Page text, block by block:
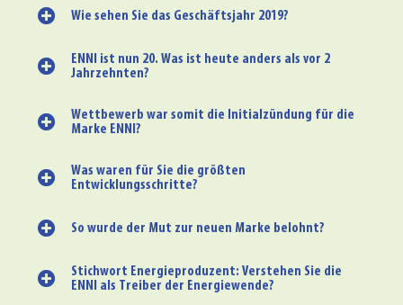
Wie sehen Sie das Geschäftsjahr 2019?
ENNI ist nun 20. Was ist heute anders als vor 2
Jahrzehnten?
Wettbewerb war somit die Initialzündung für die
Marke ENNI?
Was waren für Sie die größten
Entwicklungsschritte?
So wurde der Mut zur neuen Marke belohnt?
Stichwort Energieproduzent: Verstehen Sie die
ENNI als Treiber der Energiewende?